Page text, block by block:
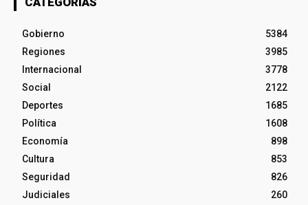
Gobierno
5384
Regiones
3985
Internacional
3778
Social
2122
Deportes
1685
Política
1608
Economía
898
Cultura
853
Seguridad
826
Judiciales
260